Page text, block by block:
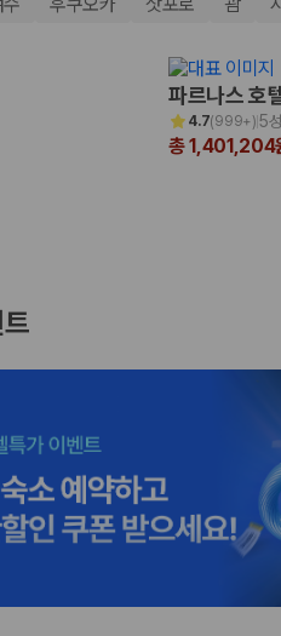
파르나스 호
4.7(999+)5
총 1,401,204